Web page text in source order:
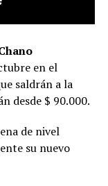
en el
saldrán a la
desde $ 90.000.
de nivel
su nuevo